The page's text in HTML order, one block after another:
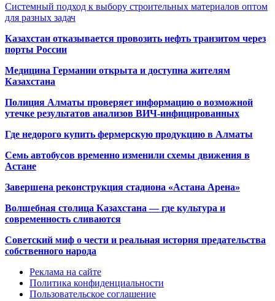
Системный подход к выбору строительных материалов оптом
для разных задач
Казахстан отказывается провозить нефть транзитом через
порты России
Медицина Германии открыта и доступна жителям
Казахстана
Полиция Алматы проверяет информацию о возможной
утечке результатов анализов ВИЧ-инфицированных
Где недорого купить фермерскую продукцию в Алматы
Семь автобусов временно изменили схемы движения в
Астане
Завершена реконструкция стадиона «Астана Арена»
Волшебная столица Казахстана — где культура и
современность сливаются
Советский миф о чести и реальная история предательства
собственного народа
Реклама на сайте
Политика конфиденциальности
Пользовательское соглашение